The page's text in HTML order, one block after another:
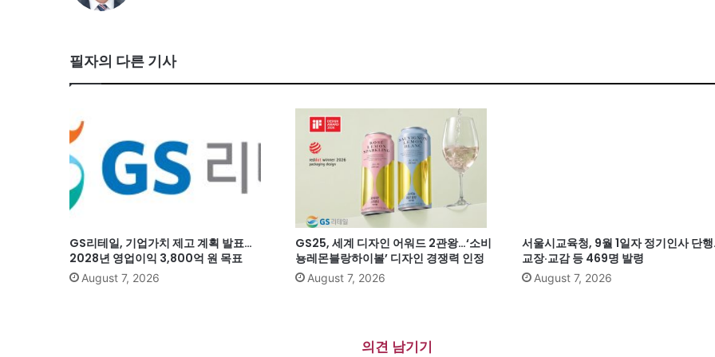
필자의 다른 기사
GS리테일, 기업가치 제고 계획 발표…
2028년 영업이익 3,800억 원 목표
August 7, 2026
GS25, 세계 디자인 어워드 2관왕…‘소비
뇽레몬블랑하이볼’ 디자인 경쟁력 인정
August 7, 2026
서울시교육청, 9월 1일자 정기인사 단
교장·교감 등 469명 발령
August 7, 2026
의견 남기기